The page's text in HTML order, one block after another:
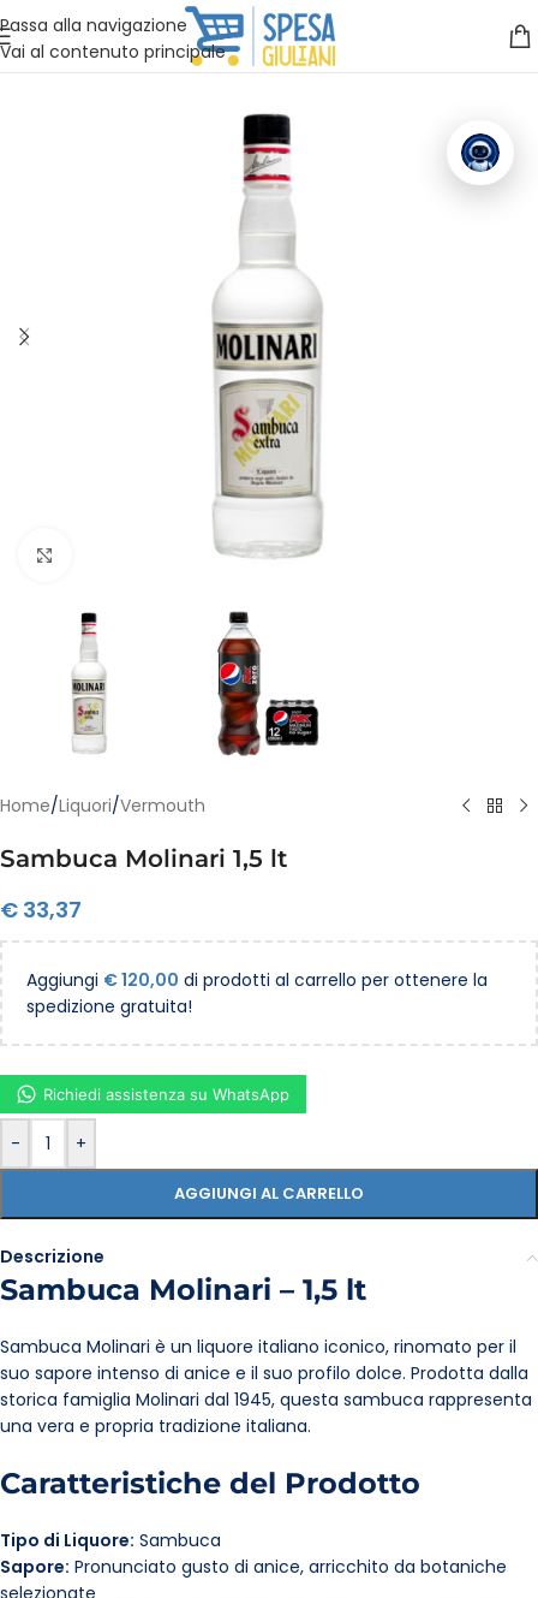
Passa alla navigazione
Vai al contenuto principale
Vuoi assistenza?Clicca qui e ti richiamiamo noi
Clicca per ingrandire
Home/Liquori/Vermouth
Sambuca Molinari 1,5 lt
€ 33,37
Aggiungi €120,00 di prodotti al carrello per ottenere la
spedizione gratuita!
- +
AGGIUNGI AL CARRELLO
Richiedi assistenza su WhatsApp
Descrizione
Sambuca Molinari – 1,5 lt
Sambuca Molinari è un liquore italiano iconico, rinomato per il
suo sapore intenso di anice e il suo profilo dolce. Prodotta dalla
storica famiglia Molinari dal 1945, questa sambuca rappresenta
una vera e propria tradizione italiana.
Caratteristiche del Prodotto
Tipo di Liquore: Sambuca
Sapore: Pronunciato gusto di anice, arricchito da botaniche